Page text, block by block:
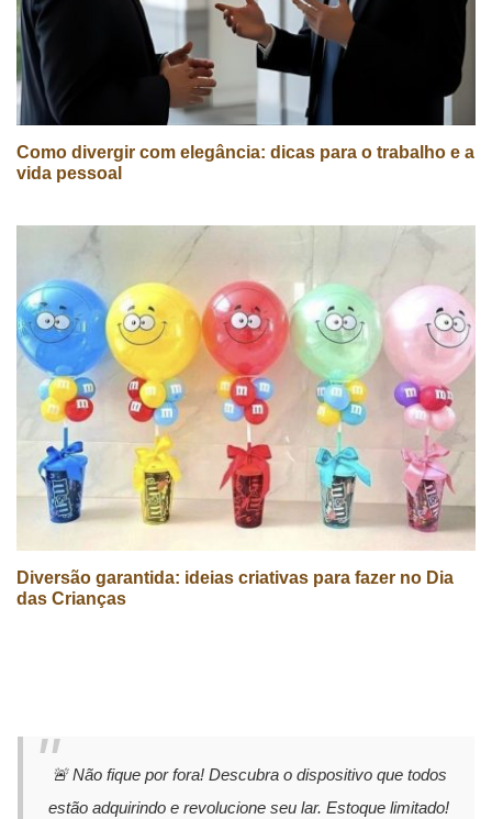
Como divergir com elegância: dicas para o trabalho e a
vida pessoal
Diversão garantida: ideias criativas para fazer no Dia
das Crianças
🚨 Não fique por fora! Descubra o dispositivo que todos
estão adquirindo e revolucione seu lar. Estoque limitado!